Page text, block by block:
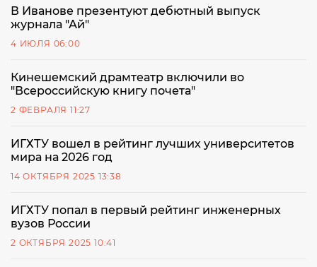
В Иванове презентуют дебютный выпуск
журнала "Ай"
4 ИЮЛЯ 06:00
Кинешемский драмтеатр включили во
"Всероссийскую книгу почета"
2 ФЕВРАЛЯ 11:27
ИГХТУ вошел в рейтинг лучших университетов
мира на 2026 год
14 ОКТЯБРЯ 2025 13:38
ИГХТУ попал в первый рейтинг инженерных
вузов России
2 ОКТЯБРЯ 2025 10:41